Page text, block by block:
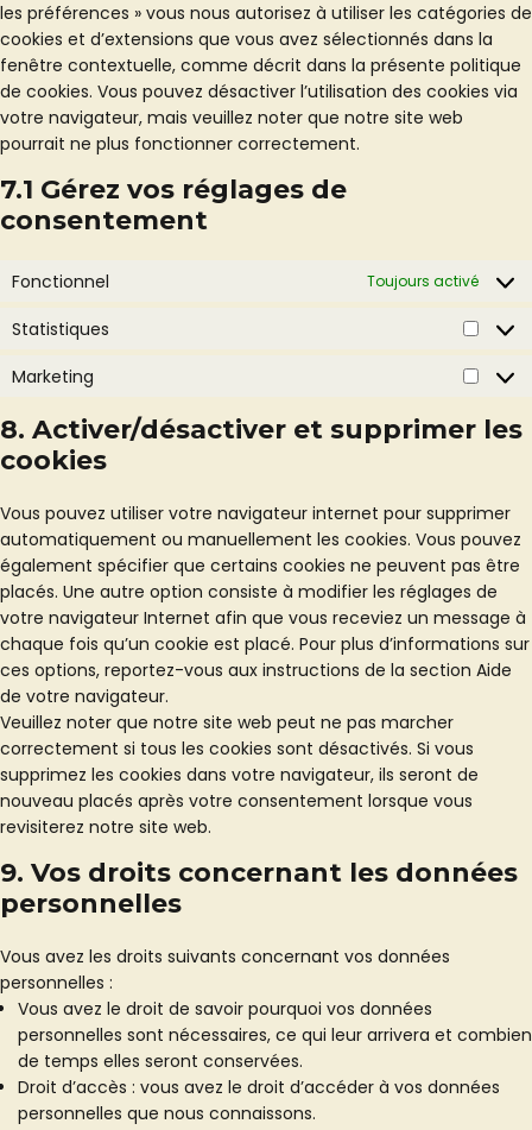
les préférences » vous nous autorisez à utiliser les catégories de
cookies et d’extensions que vous avez sélectionnés dans la
fenêtre contextuelle, comme décrit dans la présente politique
de cookies. Vous pouvez désactiver l’utilisation des cookies via
votre navigateur, mais veuillez noter que notre site web
pourrait ne plus fonctionner correctement.
7.1 Gérez vos réglages de
consentement
Fonctionnel Toujours activé
Statistiques
Marketing
8. Activer/désactiver et supprimer les
cookies
Vous pouvez utiliser votre navigateur internet pour supprimer
automatiquement ou manuellement les cookies. Vous pouvez
également spécifier que certains cookies ne peuvent pas être
placés. Une autre option consiste à modifier les réglages de
votre navigateur Internet afin que vous receviez un message à
chaque fois qu’un cookie est placé. Pour plus d’informations sur
ces options, reportez-vous aux instructions de la section Aide
de votre navigateur.
Veuillez noter que notre site web peut ne pas marcher
correctement si tous les cookies sont désactivés. Si vous
supprimez les cookies dans votre navigateur, ils seront de
nouveau placés après votre consentement lorsque vous
revisiterez notre site web.
9. Vos droits concernant les données
personnelles
Vous avez les droits suivants concernant vos données
personnelles :
Vous avez le droit de savoir pourquoi vos données
personnelles sont nécessaires, ce qui leur arrivera et combien
de temps elles seront conservées.
Droit d’accès : vous avez le droit d’accéder à vos données
personnelles que nous connaissons.